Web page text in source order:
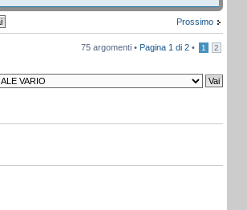
Prossimo
75 argomenti • Pagina 1 di 2 • 1 2